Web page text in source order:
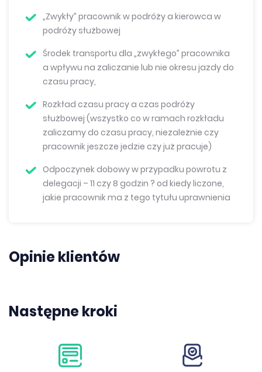
„Zwykły” pracownik w podróży a kierowca w
podróży służbowej
Środek transportu dla „zwykłego” pracownika
a wpływu na zaliczanie lub nie okresu jazdy do
czasu pracy,
Rozkład czasu pracy a czas podróży
służbowej (wszystko co w ramach rozkładu
zaliczamy do czasu pracy, niezależnie czy
pracownik jeszcze jedzie czy już pracuje)
Odpoczynek dobowy w przypadku powrotu z
delegacji – 11 czy 8 godzin ? od kiedy liczone,
jakie pracownik ma z tego tytułu uprawnienia
Opinie klientów
Następne kroki